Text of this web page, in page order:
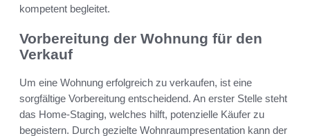
kompetent begleitet.
Vorbereitung der Wohnung für den
Verkauf
Um eine Wohnung erfolgreich zu verkaufen, ist eine
sorgfältige Vorbereitung entscheidend. An erster Stelle steht
das Home-Staging, welches hilft, potenzielle Käufer zu
begeistern. Durch gezielte Wohnraumpresentation kann der